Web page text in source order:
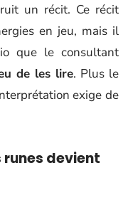
un récit. Ce récit
en jeu, mais il
que le consultant
de les lire. Plus le
exige de
devient